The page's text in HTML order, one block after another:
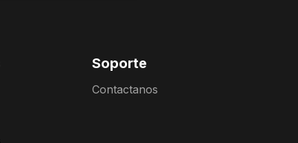
Soporte
Contactanos